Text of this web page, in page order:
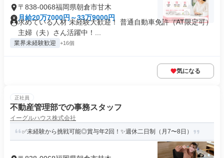
〒838-0068福岡県朝倉市甘木
月給20万7000円～33万9000円
求めている人材 未経験大歓迎！ 普通自動車免許（AT限定可）
主婦（夫）さん活躍中！...
業界未経験歓迎 +16個
気になる
正社員
不動産管理部での事務スタッフ
イーグルハウス株式会社
✅未経験から挑戦可能◎賞与年2回！✨週休二日制（月7〜8日）